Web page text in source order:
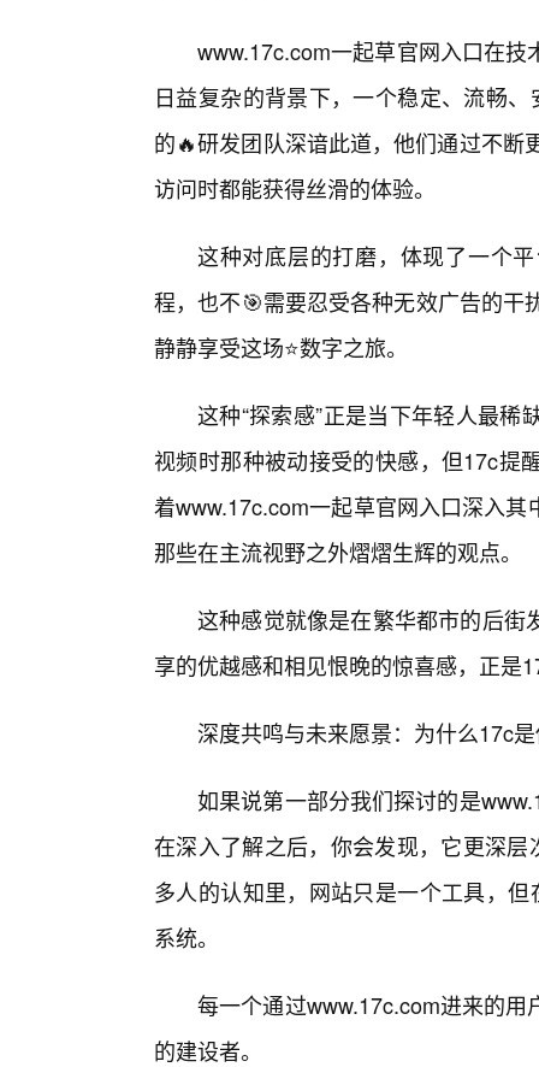
www.17c.com一起草官网入口在
日益复杂的背景下，一个稳定、流畅
的🔥研发团队深谙此道，他们通过不
访问时都能获得丝滑的体验。
这种对底层的打磨，体现了一个
程，也不🎯需要忍受各种无效广告的干
静静享受这场⭐数字之旅。
这种“探索感”正是当下年轻人最
视频时那种被动接受的快感，但17c提
着www.17c.com一起草官网入口深入
那些在主流视野之外熠熠生辉的观点。
这种感觉就像是在繁华都市的后街
享的优越感和相见恨晚的惊喜感，正是
深度共鸣与未来愿景：为什么17c
如果说第一部分我们探讨的是
在深入了解之后，你会发现，它更深
多人的认知里，网站只是一个工具，
系统。
每一个通过www.17c.com进来的
的建设者。